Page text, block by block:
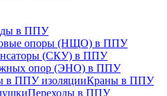
в ППУ
опоры (НЩО) в ППУ
(СКУ) в ППУ
опор (ЭНО) в ППУ
в ППУ изоляцииКраны в ППУ
Переходы в ППУ